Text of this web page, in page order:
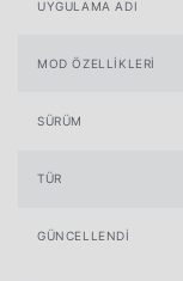
UYGULAMA ADI
MOD ÖZELLIKLERI
SÜRÜM
TÜR
GÜNCELLENDI